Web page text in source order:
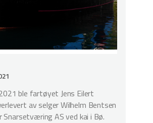
ble fartøyet Jens Eilert
av selger Wilhelm Bentsen
Snarsetværing AS ved kai i Bø.